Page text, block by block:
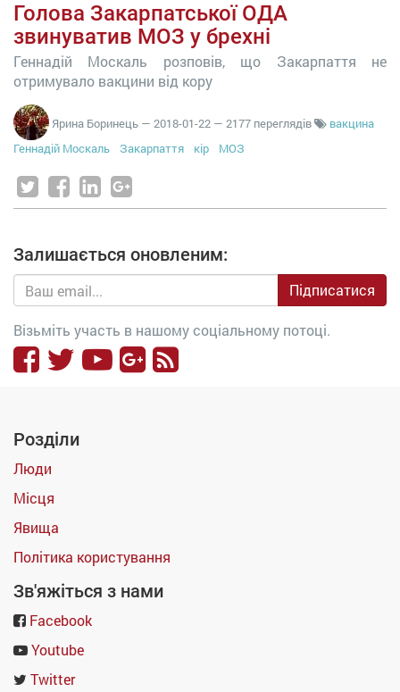
Голова Закарпатської ОДА
звинуватив МОЗ у брехні
Геннадій Москаль розповів, що Закарпаття не
отримувало вакцини від кору
Ярина Боринець — 2018-01-22 — 2177 переглядів
вакцина
Геннадій Москаль
Закарпаття кір МОЗ
Залишається оновленим:
Підписатися
Візьміть участь в нашому соціальному потоці.
Розділи
Люди
Місця
Явища
Політика користування
Зв'яжіться з нами
Facebook
Youtube
Twitter